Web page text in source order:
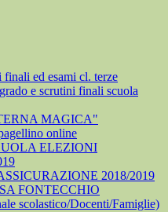
ed esami cl. terze
e scrutini finali scuola
MAGICA"
online
ELEZIONI
2018/2019
FONTECCHIO
scolastico/Docenti/Famiglie)